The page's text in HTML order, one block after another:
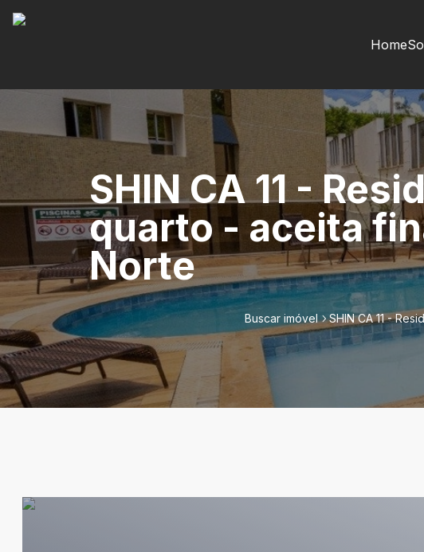
Home
SHIN CA 11 -
quarto - aceita
Norte
Buscar imóvel SHIN CA 11 -